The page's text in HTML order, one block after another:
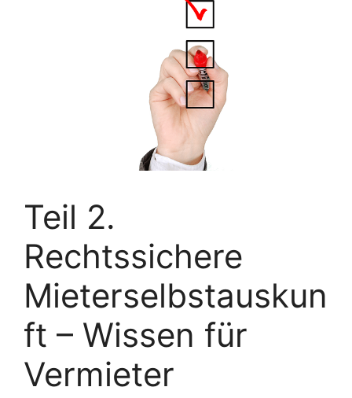
Teil 2.
Rechtssichere
Mieterselbstauskun
ft – Wissen für
Vermieter